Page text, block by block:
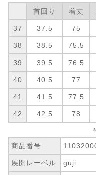
首回り 着丈
37 37.5 75
38 38.5 75.5
39 39.5 76.5
40 40.5 77
41 41.5 77.5
42 42.5 78
商品番号
展開レーベル guji